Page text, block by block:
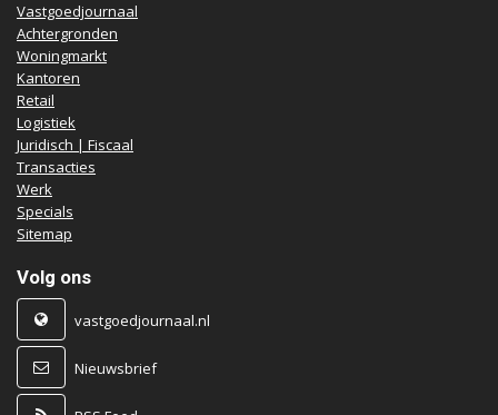
Vastgoedjournaal
Achtergronden
Woningmarkt
Kantoren
Retail
Logistiek
Juridisch | Fiscaal
Transacties
Werk
Specials
Sitemap
Volg ons
vastgoedjournaal.nl
Nieuwsbrief